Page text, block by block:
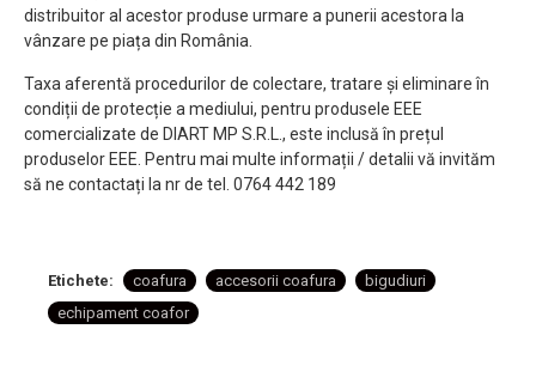
distribuitor al acestor produse urmare a punerii acestora la
vânzare pe piața din România.
Taxa aferentă procedurilor de colectare, tratare și eliminare în
condiții de protecție a mediului, pentru produsele EEE
comercializate de DIART MP S.R.L., este inclusă în prețul
produselor EEE. Pentru mai multe informații / detalii vă invităm
să ne contactați la nr de tel. 0764 442 189
Etichete: coafura accesorii coafura
bigudiuri
echipament coafor